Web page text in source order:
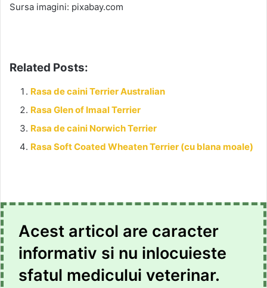
Sursa imagini: pixabay.com
Related Posts:
Rasa de caini Terrier Australian
Rasa Glen of Imaal Terrier
Rasa de caini Norwich Terrier
Rasa Soft Coated Wheaten Terrier (cu blana moale)
Acest articol are caracter
informativ si nu inlocuieste
sfatul medicului veterinar.